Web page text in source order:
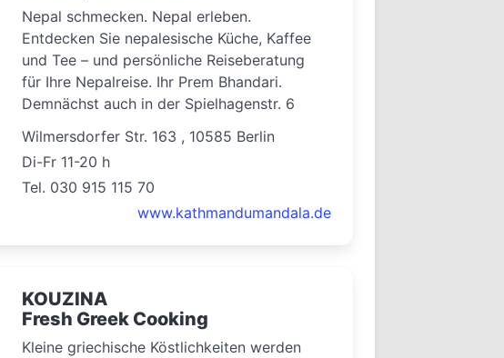
Nepal schmecken. Nepal erleben.
Entdecken Sie nepalesische Küche, Kaffee
und Tee – und persönliche Reiseberatung
für Ihre Nepalreise. Ihr Prem Bhandari.
Demnächst auch in der Spielhagenstr. 6
Wilmersdorfer Str. 163 , 10585 Berlin
Di-Fr 11-20 h
Tel. 030 915 115 70
www.kathmandumandala.de
KOUZINA
Fresh Greek Cooking
Kleine griechische Köstlichkeiten werden